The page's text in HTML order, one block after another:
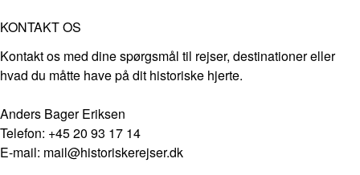
KONTAKT OS
Kontakt os med dine spørgsmål til rejser, destinationer eller
hvad du måtte have på dit historiske hjerte.
Anders Bager Eriksen
Telefon: +45 20 93 17 14
E-mail: mail@historiskerejser.dk